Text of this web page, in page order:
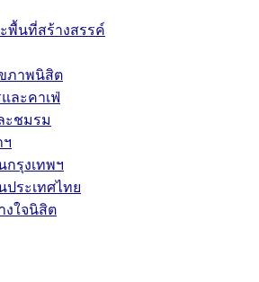
พื้นที่สร้างสรรค์
ภาพนิสิต
ละคาเฟ่
ะชมรม
ฯ
กรุงเทพฯ
ประเทศไทย
งใจนิสิต